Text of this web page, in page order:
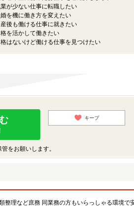
業が少ない仕事に転職したい
婚を機に働き方を変えたい
産後も働ける仕事に就きたい
格を活かして働きたい
格はないけど働ける仕事を見つけたい
キープ
をお願いします。
など庶務 同業務の方もいらっしゃる環境で